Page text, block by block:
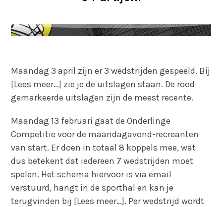
Maandag 3 april zijn er 3 wedstrijden gespeeld. Bij
[Lees meer…] zie je de uitslagen staan. De rood
gemarkeerde uitslagen zijn de meest recente.
Maandag 13 februari gaat de Onderlinge
Competitie voor de maandagavond-recreanten
van start. Er doen in totaal 8 koppels mee, wat
dus betekent dat iedereen 7 wedstrijden moet
spelen. Het schema hiervoor is via email
verstuurd, hangt in de sporthal en kan je
terugvinden bij [Lees meer…]. Per wedstrijd wordt